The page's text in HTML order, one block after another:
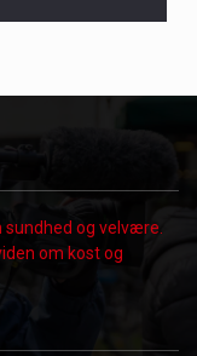
og velvære.
om kost og